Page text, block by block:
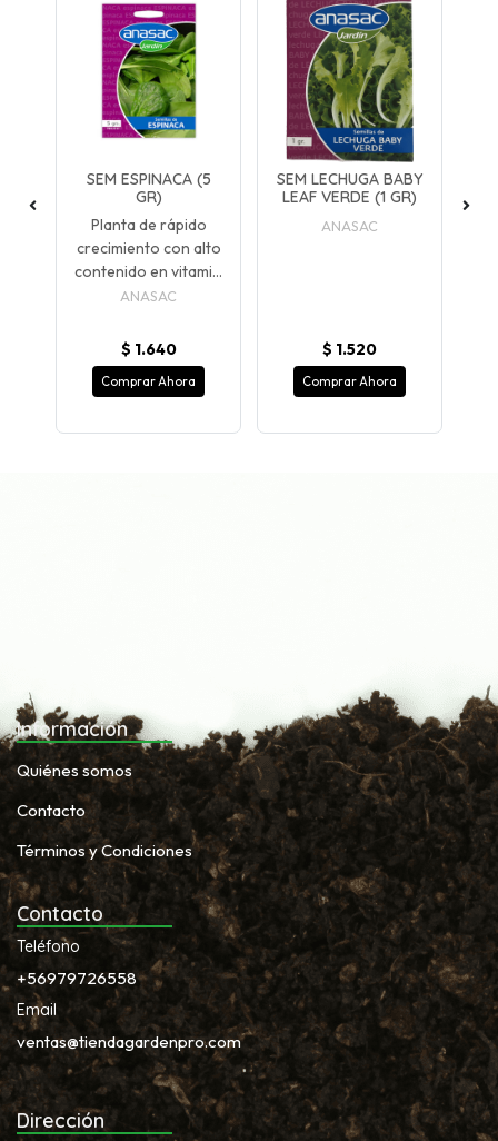
SEM ESPINACA (5
GR)
Planta de rápido
crecimiento con alto
contenido en vitami...
ANASAC
$ 1.640
Comprar Ahora
SEM LECHUGA BABY
LEAF VERDE (1 GR)
ANASAC
$ 1.520
Comprar Ahora
Información
Quiénes somos
Contacto
Términos y Condiciones
Contacto
Teléfono
+56979726558
Email
ventas@tiendagardenpro.com
Dirección